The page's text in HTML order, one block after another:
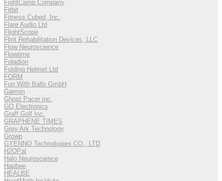
FightCamp Company
Fitbit
Fitness Cubed, Inc.
Flare Audio Ltd
FlightScope
Flint Rehabilitation Devices, LLC
Flow Neuroscience
Flowtime
Foladion
Folding Helmet Ltd
FORM
Fun With Balls GmbH
Garmin
Ghost Pacer inc.
GQ Electronics
Graff Golf Inc.
GRAPHENE TIMES
Grey Ark Technology
Growp
GYENNO Technologies CO., LTD
H2OPal
Halo Neuroscience
Hapbee
HEALBE